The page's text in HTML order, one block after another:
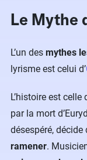
Le Mythe
L’un des mythes
lyrisme est celui d’
L’histoire est celle
par la mort
désespéré, décide
ramener.